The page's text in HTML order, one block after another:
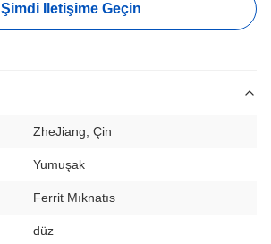
Şimdi Iletişime Geçin
ZheJiang, Çin
Yumuşak
Ferrit Mıknatıs
düz